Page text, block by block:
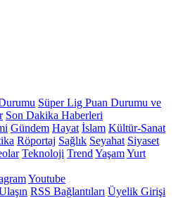
Süper Lig Puan Durumu ve
Son Dakika Haberleri
Gündem Hayat İslam Kültür-Sanat
Röportaj Sağlık Seyahat Siyaset
Teknoloji Trend YaşamYurt
Youtube
RSS Bağlantıları Üyelik Girişi